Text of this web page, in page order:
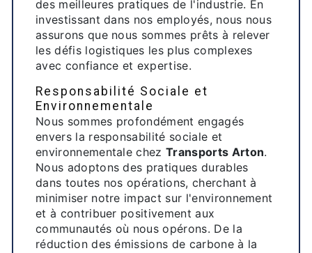
des meilleures pratiques de l'industrie. En
investissant dans nos employés, nous nous
assurons que nous sommes prêts à relever
les défis logistiques les plus complexes
avec confiance et expertise.
Responsabilité Sociale et
Environnementale
Nous sommes profondément engagés
envers la responsabilité sociale et
environnementale chezTransports Arton.
Nous adoptons des pratiques durables
dans toutes nos opérations, cherchant à
minimiser notre impact sur l'environnement
et à contribuer positivement aux
communautés où nous opérons. De la
réduction des émissions de carbone à la